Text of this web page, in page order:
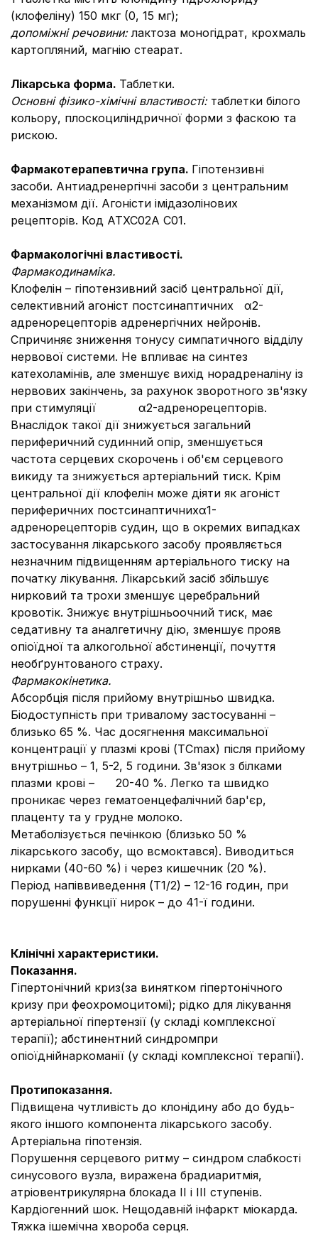
(клофеліну) 150 мкг (0, 15 мг);
допоміжні речовини:лактоза моногідрат, крохмаль
картопляний, магнію стеарат.
Лікарська форма. Таблетки.
Основні фізико-хімічні властивості: таблетки білого
кольору, плоскоциліндричної форми з фаскою та
рискою.
Фармакотерапевтична група. Гіпотензивні
засоби. Антиадренергічні засоби з центральним
механізмом дії. Агоністи імідазолінових
рецепторів. Код АТХС02А С01.
Фармакологічні властивості.
Фармакодинаміка.
Клофелін – гіпотензивний засіб центральної дії,
селективний агоніст постсинаптичних α2-
адренорецепторів адренергічних нейронів.
Спричиняє зниження тонусу симпатичного відділу
нервової системи. Не впливає на синтез
катехоламінів, але зменшує вихід норадреналіну із
нервових закінчень, за рахунок зворотного зв'язку
при стимуляції α2-адренорецепторів.
Внаслідок такої дії знижується загальний
периферичний судинний опір, зменшується
частота серцевих скорочень і об'єм серцевого
викиду та знижується артеріальний тиск. Крім
центральної дії клофелін може діяти як агоніст
периферичних постсинаптичнихα1-
адренорецепторів судин, що в окремих випадках
застосування лікарського засобу проявляється
незначним підвищенням артеріального тиску на
початку лікування. Лікарський засіб збільшує
нирковий та трохи зменшує церебральний
кровотік. Знижує внутрішньоочний тиск, має
седативну та аналгетичну дію, зменшує прояв
опіоїдної та алкогольної абстиненції, почуття
необґрунтованого страху.
Фармакокінетика.
Абсорбція після прийому внутрішньо швидка.
Біодоступність при тривалому застосуванні –
близько 65 %. Час досягнення максимальної
концентрації у плазмі крові (TCmax) після прийому
внутрішньо – 1, 5-2, 5 години. Зв'язок з білками
плазми крові – 20-40 %. Легко та швидко
проникає через гематоенцефалічний бар'єр,
плаценту та у грудне молоко.
Метаболізується печінкою (близько 50 %
лікарського засобу, що всмоктався). Виводиться
нирками (40-60 %) і через кишечник (20 %).
Період напіввиведення (T1/2) – 12-16 годин, при
порушенні функції нирок – до 41-ї години.
Клінічні характеристики.
Показання.
Гіпертонічний криз(за винятком гіпертонічного
кризу при феохромоцитомі); рідко для лікування
артеріальної гіпертензії (у складі комплексної
терапії); абстинентний синдромпри
опіоїднійнаркоманії (у складі комплексної терапії).
Протипоказання.
Підвищена чутливість до клонідину або до будь-
якого іншого компонента лікарського засобу.
Артеріальна гіпотензія.
Порушення серцевого ритму – синдром слабкості
синусового вузла, виражена брадиаритмія,
атріовентрикулярна блокада II і III ступенів.
Кардіогенний шок. Нещодавній інфаркт міокарда.
Тяжка ішемічна хвороба серця.